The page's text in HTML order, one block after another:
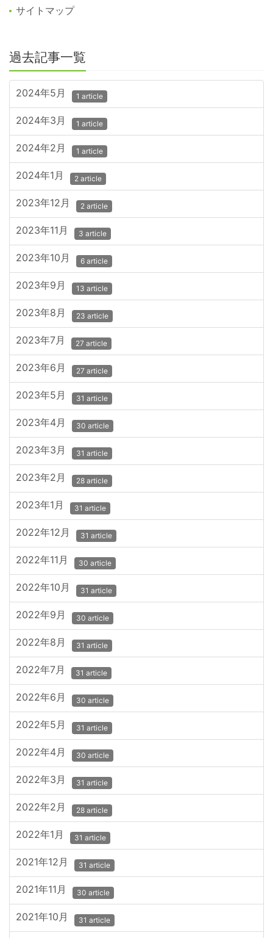
サイトマップ
過去記事一覧
2024年5月 1 article
2024年3月 1 article
2024年2月 1 article
2024年1月 2 article
2023年12月 2 article
2023年11月 3 article
2023年10月 6 article
2023年9月 13 article
2023年8月 23 article
2023年7月 27 article
2023年6月 27 article
2023年5月 31 article
2023年4月 30 article
2023年3月 31 article
2023年2月 28 article
2023年1月 31 article
2022年12月 31 article
2022年11月 30 article
2022年10月 31 article
2022年9月 30 article
2022年8月 31 article
2022年7月 31 article
2022年6月 30 article
2022年5月 31 article
2022年4月 30 article
2022年3月 31 article
2022年2月 28 article
2022年1月 31 article
2021年12月 31 article
2021年11月 30 article
2021年10月 31 article